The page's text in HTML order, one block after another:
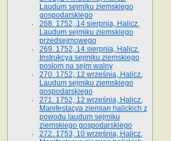
Laudum sejmiku ziemskiego
gospodarskiego
268. 1752, 14 sierpnia, Halicz.
Laudum sejmiku ziemskiego
przedsejmowego
269. 1752, 14 sierpnia, Halicz.
Instrukcya sejmiku ziemskiego
posłom na sejm walny
270. 1752, 12 września, Halicz.
Laudum sejmiku ziemskiego
gospodarskiego
271. 1752, 12 września, Halicz.
Manifestacya ziemian halickich z
powodu laudum sejmiku
ziemskiego gospodarskiego
272. 1753, 10 września, Halicz.